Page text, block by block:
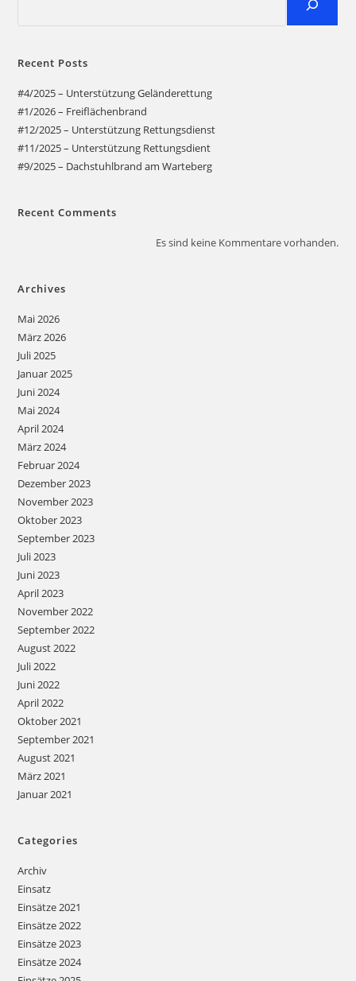
Recent Posts
#4/2025 – Unterstützung Geländerettung
#1/2026 – Freiflächenbrand
#12/2025 – Unterstützung Rettungsdienst
#11/2025 – Unterstützung Rettungsdient
#9/2025 – Dachstuhlbrand am Warteberg
Recent Comments
Es sind keine Kommentare vorhanden.
Archives
Mai 2026
März 2026
Juli 2025
Januar 2025
Juni 2024
Mai 2024
April 2024
März 2024
Februar 2024
Dezember 2023
November 2023
Oktober 2023
September 2023
Juli 2023
Juni 2023
April 2023
November 2022
September 2022
August 2022
Juli 2022
Juni 2022
April 2022
Oktober 2021
September 2021
August 2021
März 2021
Januar 2021
Categories
Archiv
Einsatz
Einsätze 2021
Einsätze 2022
Einsätze 2023
Einsätze 2024